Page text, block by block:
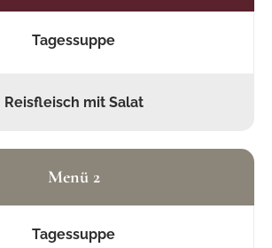
Tagessuppe
Reisfleisch mit Salat
Menü 2
Tagessuppe